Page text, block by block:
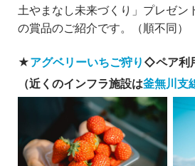
土やまなし未来づくり」プレゼ
の賞品のご紹介です。（順不同）
★アグベリーいちご狩り ◇ペア利
（近くのインフラ施設は釜無川支